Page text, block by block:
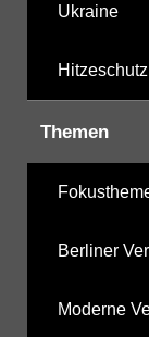
Ukraine
Hitzeschutz
Themen
Berliner
Moderne